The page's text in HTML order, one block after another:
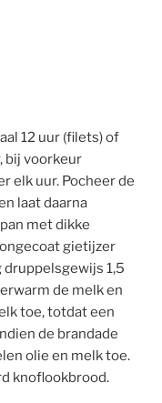
12 uur (filets) of
bij voorkeur
elk uur. Pocheer de
laat daarna
met dikke
gietijzer
druppelsgewijs 1,5
de melk en
toe, totdat een
de brandade
olie en melk toe.
knoflookbrood.